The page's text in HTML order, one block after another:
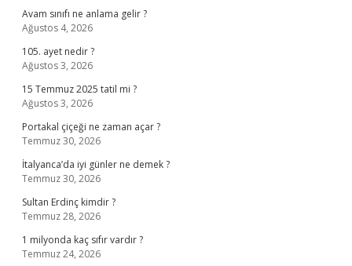
Avam sınıfı ne anlama gelir ?
Ağustos 4, 2026
105. ayet nedir ?
Ağustos 3, 2026
15 Temmuz 2025 tatil mi ?
Ağustos 3, 2026
Portakal çiçeği ne zaman açar ?
Temmuz 30, 2026
İtalyanca’da iyi günler ne demek ?
Temmuz 30, 2026
Sultan Erdinç kimdir ?
Temmuz 28, 2026
1 milyonda kaç sıfır vardır ?
Temmuz 24, 2026